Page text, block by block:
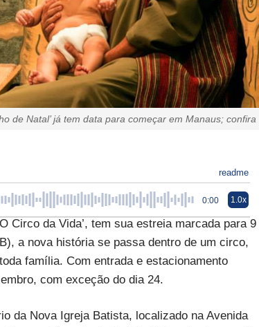
de Natal’ já tem data para começar em Manaus; confira
readme
0:00 1.0x
Circo da Vida’, tem sua estreia marcada para 9
a nova história se passa dentro de um circo,
família. Com entrada e estacionamento
com exceção do dia 24.
da Nova Igreja Batista, localizado na Avenida